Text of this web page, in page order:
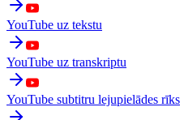
YouTube uz tekstu
YouTube uz transkriptu
YouTube subtitru lejupielādes rīks